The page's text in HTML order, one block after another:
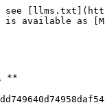
see
is available as
**